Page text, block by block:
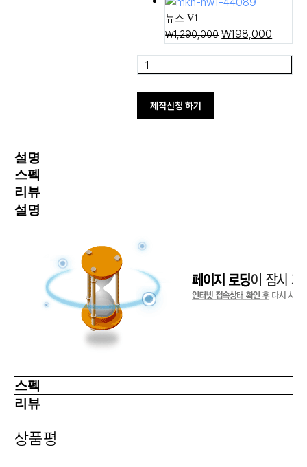
뉴스 V1
₩1,290,000 ₩198,000
제작신청 하기
설명
스펙
리뷰
설명
스펙
리뷰
상품평